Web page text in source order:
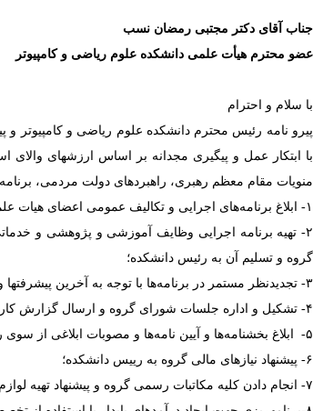
جناب آقای دکتر مجتبی رمضان نسب
عضو محترم هیأت علمی دانشکده علوم ریاضی و کامپیوتر
با سلام و احترام
با ابتکار عمل و پیگیری مجدانه بر اساس ارزش­های والای
منویات مقام معظم رهبری، راهبردهای دولت مردمی، برنامه تفصیلی وزیر محترم
۱- ابلاغ برنامه‌های اجرایی و تکالیف عمومی اعضای هیات علمی اعم از آموزشی (نظری- عملی)، پژوهشی، راهنمایی دانشجو و رعایت نظم و انضباط کاری اعضای هیات علمی گروه و نظارت بر حسن اجرای آن؛
۲- تهیه برنامه اجرایی وظایف آموزشی و پژوهشی و
گروه و تسلیم آن به رئیس دانشکده؛
۳- تجدیدنظر مستمر در برنامه‌ها با توجه به آخرین پیشرفتها و تغییرات و تحولات علمی و تسلیم این برنامه‌ها به مراجع ذیربط؛
۴- تشکیل و اداره جلسات شورای گروه و ارسال گزارش کار، مصوبات، پیشنهادها و نظریات جمعی گروه به رئیس دانشکده برای هماهنگی اجرایی یا طی مراحل قانونی برای اجرا؛
۵- ابلاغ بخشنامه‌ها و آیین ‌نامه‌ها و مصوبات ابلاغی از سوی رییس دانشکده به اعضای گروه؛
۶- پیشنهاد نیازهای مالی گروه به رییس دانشکده؛
۷- انجام دادن کلیه مکاتبات رسمی گروه و پیشنهاد تهیه لوازم، کتاب­ها، نشریات و سایر ملزومات مورد نیاز گروه به رییس دانشکده؛